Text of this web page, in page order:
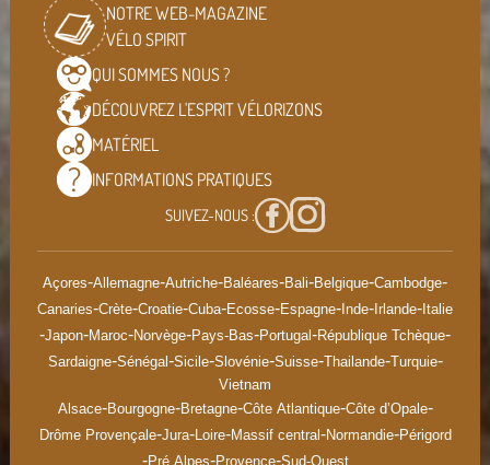
NOTRE WEB-MAGAZINE
VÉLO SPIRIT
QUI SOMMES NOUS ?
DÉCOUVREZ L'ESPRITVÉLORIZONS
MATÉRIEL
INFORMATIONS PRATIQUES
SUIVEZ-NOUS :
Açores-Allemagne-Autriche-Baléares-Bali-Belgique-Cambodge-
Canaries-Crète-Croatie-Cuba-Ecosse-Espagne-Inde-Irlande-Italie
-Japon-Maroc-Norvège-Pays-Bas-Portugal-République Tchèque-
Sardaigne-Sénégal-Sicile-Slovénie-Suisse-Thailande-Turquie-
Vietnam
Alsace-Bourgogne-Bretagne-Côte Atlantique-Côte d’Opale-
Drôme Provençale-Jura-Loire-Massif central-Normandie-Périgord
-Pré Alpes-Provence-Sud-Ouest